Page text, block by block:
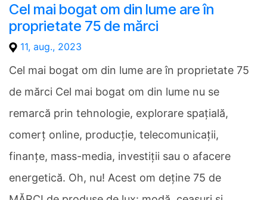
Cel mai bogat om din lume are în
proprietate 75 de mărci
11, aug., 2023
Cel mai bogat om din lume are în proprietate 75
de mărci Cel mai bogat om din lume nu se
remarcă prin tehnologie, explorare spațială,
comerț online, producție, telecomunicații,
finanțe, mass-media, investiții sau o afacere
energetică. Oh, nu! Acest om deține 75 de